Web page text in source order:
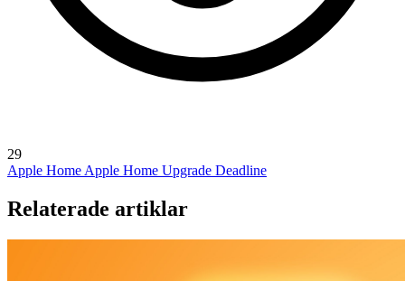
29
Apple Home Apple Home Upgrade Deadline
Relaterade artiklar